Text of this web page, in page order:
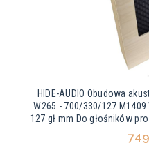
HIDE-AUDIO Obudowa
W265 - 700/330/127
127 gł mm Do głośników